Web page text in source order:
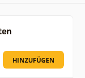
HINZUFÜGEN